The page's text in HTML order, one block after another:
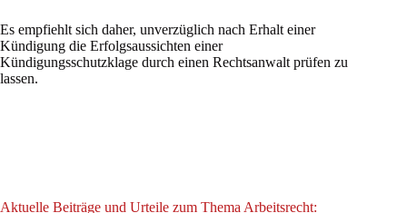
Es empfiehlt sich daher, unverzüglich nach Erhalt einer
Kündigung die Erfolgsaussichten einer
Kündigungsschutzklage durch einen Rechtsanwalt prüfen zu
lassen.
Aktuelle Beiträge und Urteile zum Thema Arbeitsrecht: